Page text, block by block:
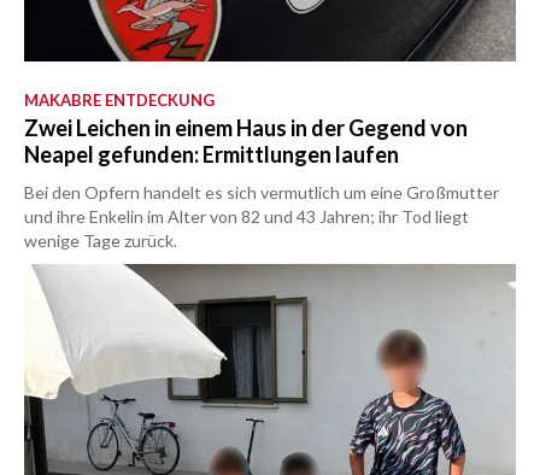
MAKABRE ENTDECKUNG
Zwei Leichen in einem Haus in der Gegend von
Neapel gefunden: Ermittlungen laufen
Bei den Opfern handelt es sich vermutlich um eine Großmutter
und ihre Enkelin im Alter von 82 und 43 Jahren; ihr Tod liegt
wenige Tage zurück.